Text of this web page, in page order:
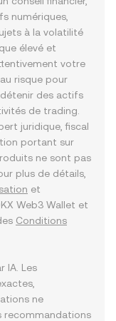
numériques,
à la volatilité
élevé et
votre
risque pour
des actifs
de trading.
juridique, fiscal
portant sur
ne sont pas
plus de détails,
et
Web3 Wallet et
Conditions
IA. Les
ne
recommandations